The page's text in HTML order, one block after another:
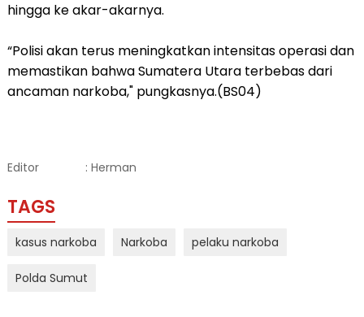
hingga ke akar-akarnya.
“Polisi akan terus meningkatkan intensitas operasi dan
memastikan bahwa Sumatera Utara terbebas dari
ancaman narkoba," pungkasnya.(BS04)
Editor : Herman
TAGS
kasus narkoba Narkoba pelaku narkoba
Polda Sumut